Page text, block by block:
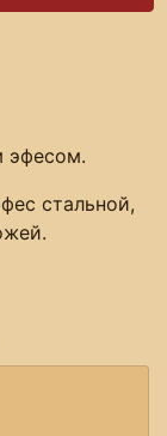
эфесом.
стальной,